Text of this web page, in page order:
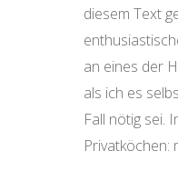
diesem Text
an eines der
als ich es
Fall nötig sei.
Privatköchen: